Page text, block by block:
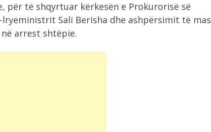
për të shqyrtuar kërkesën e Prokurorisë së
Sali Berisha dhe ashpërsimit të
arrest shtëpie.